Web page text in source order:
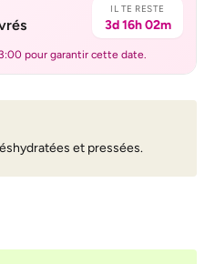
IL TE RESTE
3d 16h 02m
pour garantir cette date.
et pressées.